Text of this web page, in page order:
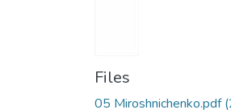
Files
05 Miroshnichenko.pdf